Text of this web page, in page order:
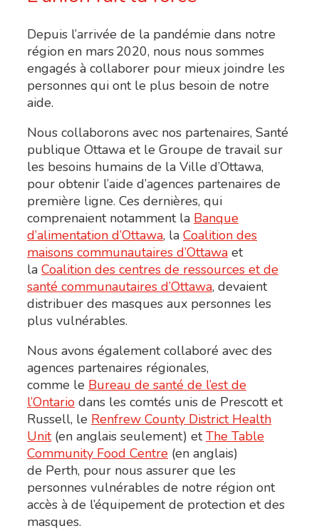
Depuis l’arrivée de la pandémie dans notre
région en mars 2020, nous nous sommes
engagés à collaborer pour mieux joindre les
personnes qui ont le plus besoin de notre
aide.
Nous collaborons avec nos partenaires, Santé
publique Ottawa et le Groupe de travail sur
les besoins humains de la Ville d’Ottawa,
pour obtenir l’aide d’agences partenaires de
première ligne. Ces dernières, qui
comprenaient notamment la Banque
d’alimentation d’Ottawa, la Coalition des
maisons communautaires d’Ottawa et
la Coalition des centres de ressources et de
santé communautaires d’Ottawa, devaient
distribuer des masques aux personnes les
plus vulnérables.
Nous avons également collaboré avec des
agences partenaires régionales,
comme le Bureau de santé de l’est de
l’Ontario dans les comtés unis de Prescott et
Russell, le Renfrew County District Health
Unit(en anglais seulement) etThe Table
Community Food Centre (en anglais)
de Perth, pour nous assurer que les
personnes vulnérables de notre région ont
accès à de l’équipement de protection et des
masques.